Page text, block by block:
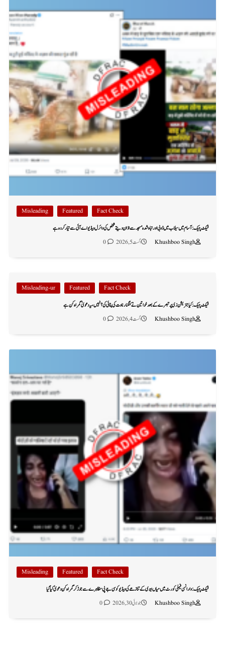
Fact Check
Featured
Misleading
فیکٹ چیک: آسام میں سیلاب میں ڈوبی اور تباہ شدہ مسجد سے اذان دیتے شخص کی وائرل ویڈیو اے آئی سے تیار کردہ ہے
Khushboo Singh
اگست 5, 2026 0
Fact Check
Featured
Misleading-ur
فیکٹ چیک: کیا جنریشن زی پر تبصرے کے بعد خواتین نے کنگنا رناوت کی پٹائی کی؟ نہیں، یہ دعویٰ گمراہ کن ہے
Khushboo Singh
اگست 4, 2026 0
Fact Check
Featured
Misleading
فیکٹ چیک: وارانسی فیملی کورٹ میں میاں بیوی کے تنازعے کی ویڈیو کو سی جے پی مظاہرے سے جوڑ کر گمراہ کن دعویٰ کیا گیا
Khushboo Singh
جولائی 30, 2026 0